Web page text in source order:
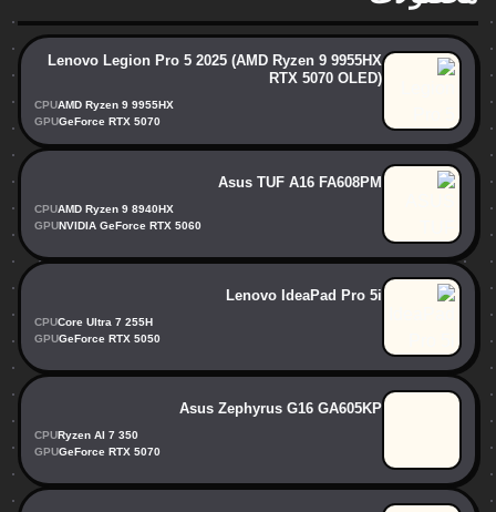
Lenovo Legion Pro 5 2025 (AMD Ryzen 9 9955HX
RTX 5070 OLED)
CPUAMD Ryzen 9 9955HX
GPUGeForce RTX 5070
Asus TUF A16 FA608PM
CPUAMD Ryzen 9 8940HX
GPUNVIDIA GeForce RTX 5060
Lenovo IdeaPad Pro 5i
CPUCore Ultra 7 255H
GPUGeForce RTX 5050
Asus Zephyrus G16 GA605KP
CPURyzen AI 7 350
GPUGeForce RTX 5070